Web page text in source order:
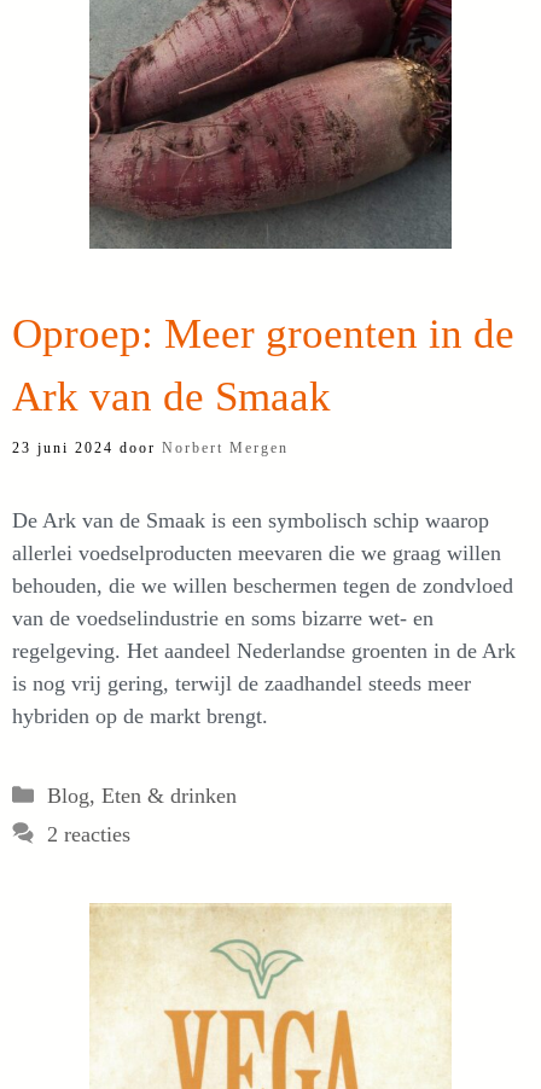
Oproep: Meer groenten in de
Ark van de Smaak
23 juni 2024 door Norbert Mergen
De Ark van de Smaak is een symbolisch schip waarop
allerlei voedselproducten meevaren die we graag willen
behouden, die we willen beschermen tegen de zondvloed
van de voedselindustrie en soms bizarre wet- en
regelgeving. Het aandeel Nederlandse groenten in de Ark
is nog vrij gering, terwijl de zaadhandel steeds meer
hybriden op de markt brengt.
Categorieën
Blog, Eten & drinken
2 reacties